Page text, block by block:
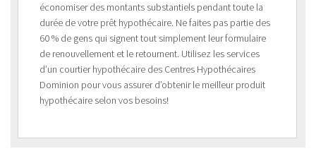
économiser des montants substantiels pendant toute la
durée de votre prêt hypothécaire. Ne faites pas partie des
60 % de gens qui signent tout simplement leur formulaire
de renouvellement et le retournent. Utilisez les services
d’un courtier hypothécaire des Centres Hypothécaires
Dominion pour vous assurer d’obtenir le meilleur produit
hypothécaire selon vos besoins!